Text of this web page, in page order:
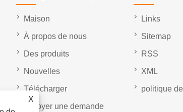
X
Maison
À propos de nous
Des produits
Nouvelles
Télécharger
envoyer une demande
Links
Sitemap
RSS
XML
politique